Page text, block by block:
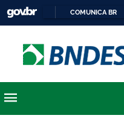
COMUNICA BR